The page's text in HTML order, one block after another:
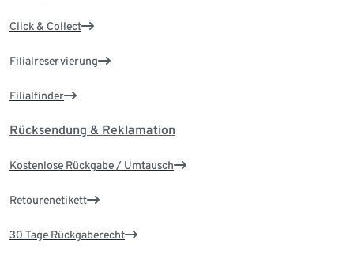
Click & Collect
Filialreservierung
Filialfinder
Rücksendung & Reklamation
Kostenlose Rückgabe / Umtausch
Retourenetikett
30 Tage Rückgaberecht